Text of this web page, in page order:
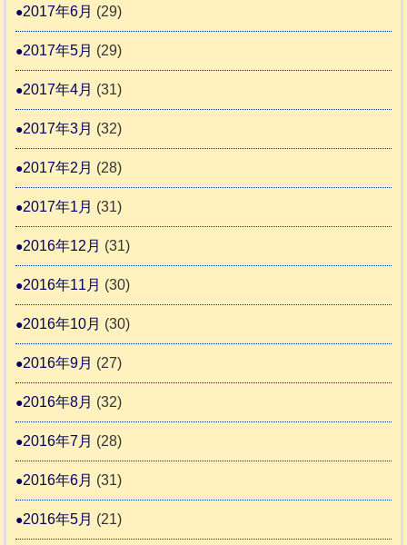
2017年6月 (29)
2017年5月 (29)
2017年4月 (31)
2017年3月 (32)
2017年2月 (28)
2017年1月 (31)
2016年12月 (31)
2016年11月 (30)
2016年10月 (30)
2016年9月 (27)
2016年8月 (32)
2016年7月 (28)
2016年6月 (31)
2016年5月 (21)